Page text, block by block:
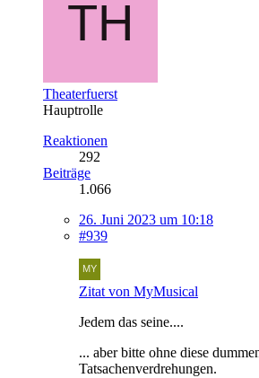
Theaterfuerst
Hauptrolle
Reaktionen
292
Beiträge
1.066
26. Juni 2023 um 10:18
#939
Zitat von MyMusical
Jedem das seine....
... aber bitte ohne diese
Tatsachenverdrehungen.